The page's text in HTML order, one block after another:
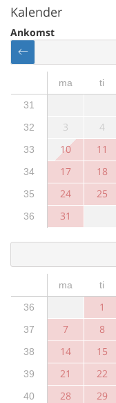
Kalender
Ankomst
ma ti
31
32 3 4
33 10 11
34 17 18
35 24 25
36 31
ma ti
36
1
37 7 8
38 14 15
39 21 22
40 28 29